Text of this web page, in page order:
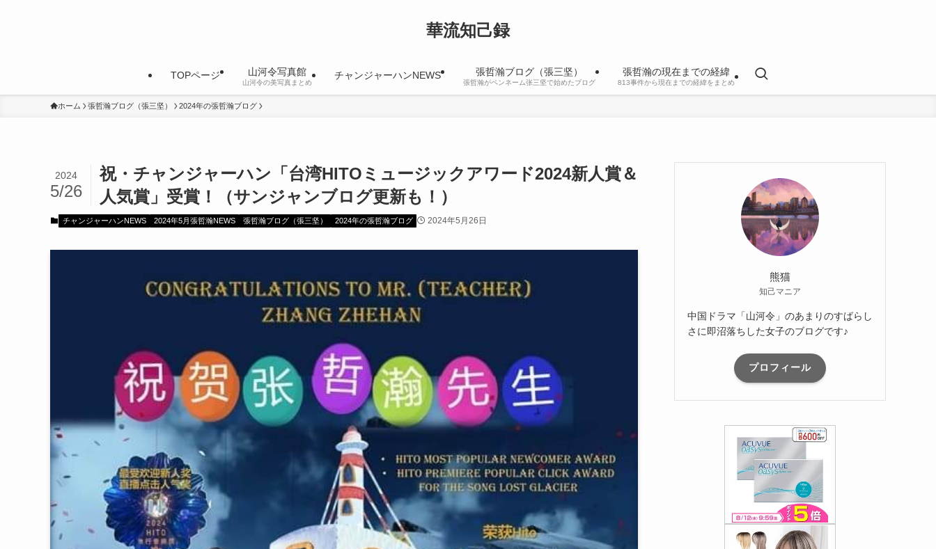
華流知己録
TOPページ 山河令写真館
山河令の美写真まとめ
チャンジャーハンNEWS 張哲瀚ブログ（張三坚）
張哲瀚がペンネーム张三坚で始めたブログ
張哲瀚の現在までの経緯
813事件から現在までの経緯をまとめ
ホーム 張哲瀚ブログ（張三坚） 2024年の張哲瀚ブログ
祝・チャンジャーハン「台湾HITOミュージックアワード2024新人賞＆
人気賞」受賞！（サンジャンブログ更新も！）
2024
5/26
チャンジャーハンNEWS 2024年5月張哲瀚NEWS 張哲瀚ブログ（張三坚） 2024年の張哲瀚ブログ 2024年5月26日
熊猫
知己マニア
中国ドラマ「山河令」のあまりのすばらし
さに即沼落ちした女子のブログです♪
プロフィール